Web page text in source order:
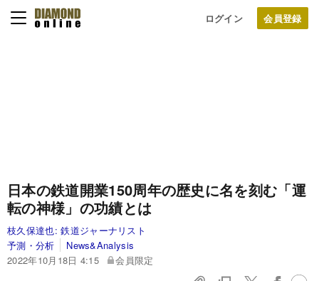
ログイン
日本の鉄道開業150周年の歴史に名を刻む「運
転の神様」の功績とは
枝久保達也:鉄道ジャーナリスト
予測・分析
News&Analysis
2022年10月18日 4:15
会員限定